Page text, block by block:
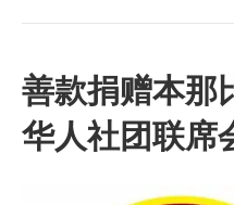
善款捐赠本
华人社团联席